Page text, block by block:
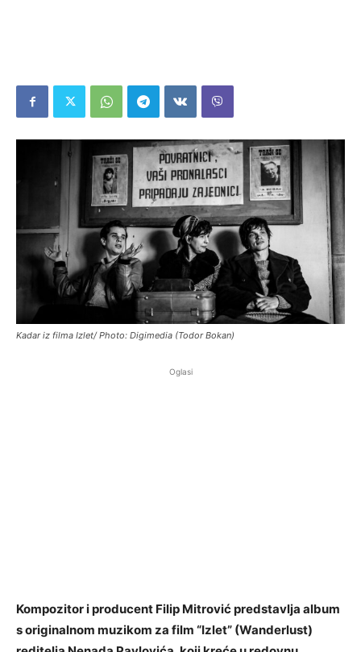
Kadar iz filma Izlet/ Photo: Digimedia (Todor Bokan)
Oglasi
Kompozitor i producent Filip Mitrović predstavlja album
s originalnom muzikom za film “Izlet” (Wanderlust)